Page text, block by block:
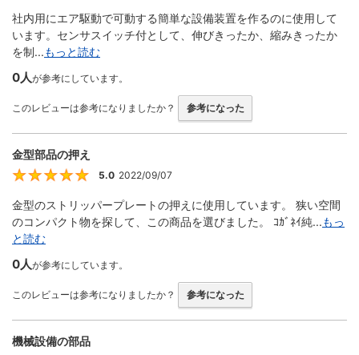
社内用にエア駆動で可動する簡単な設備装置を作るのに使用して
います。センサスイッチ付として、伸びきったか、縮みきったか
を制...もっと読む
0人が参考にしています。
このレビューは参考になりましたか？ 参考になった
金型部品の押え
5
5.0 2022/09/07
金型のストリッパープレートの押えに使用しています。 狭い空間
のコンパクト物を探して、この商品を選びました。 ｺｶﾞﾈｲ純...もっ
と読む
0人が参考にしています。
このレビューは参考になりましたか？ 参考になった
機械設備の部品